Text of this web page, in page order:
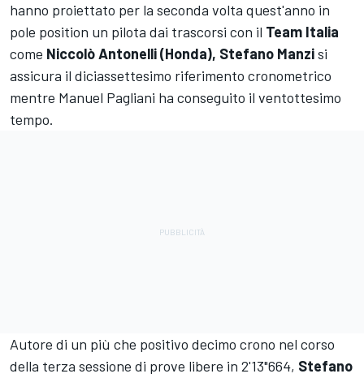
hanno proiettato per la seconda volta quest'anno in
pole position un pilota dai trascorsi con il Team Italia
come Niccolò Antonelli (Honda), Stefano Manzisi
assicura il diciassettesimo riferimento cronometrico
mentre Manuel Pagliani ha conseguito il ventottesimo
tempo.
Autore di un più che positivo decimo crono nel corso
della terza sessione di prove libere in 2'13"664, Stefano